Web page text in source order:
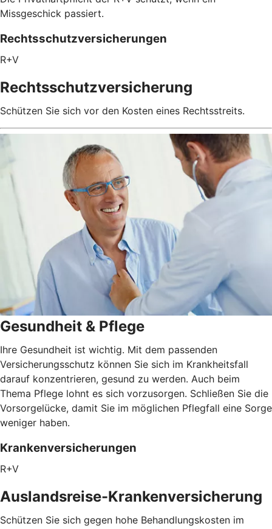
Missgeschick passiert.
Rechtsschutzversicherungen
R+V
Rechtsschutzversicherung
Schützen Sie sich vor den Kosten eines Rechtsstreits.
Gesundheit & Pflege
Ihre Gesundheit ist wichtig. Mit dem passenden
Versicherungsschutz können Sie sich im Krankheitsfall
darauf konzentrieren, gesund zu werden. Auch beim
Thema Pflege lohnt es sich vorzusorgen. Schließen Sie die
Vorsorgelücke, damit Sie im möglichen Pflegfall eine Sorge
weniger haben.
Krankenversicherungen
R+V
Auslandsreise-Krankenversicherung
Schützen Sie sich gegen hohe Behandlungskosten im